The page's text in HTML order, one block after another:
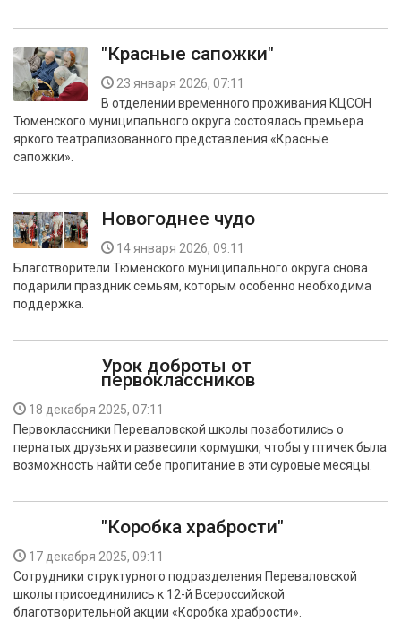
"Красные сапожки"
23 января 2026, 07:11
В отделении временного проживания КЦСОН
Тюменского муниципального округа состоялась премьера
яркого театрализованного представления «Красные
сапожки».
Новогоднее чудо
14 января 2026, 09:11
Благотворители Тюменского муниципального округа снова
подарили праздник семьям, которым особенно необходима
поддержка.
Урок доброты от
первоклассников
18 декабря 2025, 07:11
Первоклассники Переваловской школы позаботились о
пернатых друзьях и развесили кормушки, чтобы у птичек была
возможность найти себе пропитание в эти суровые месяцы.
"Коробка храбрости"
17 декабря 2025, 09:11
Сотрудники структурного подразделения Переваловской
школы присоединились к 12-й Всероссийской
благотворительной акции «Коробка храбрости».